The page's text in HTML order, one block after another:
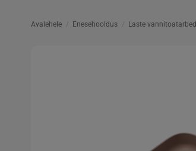
Avalehele Enesehooldus Laste vannitoatarbed